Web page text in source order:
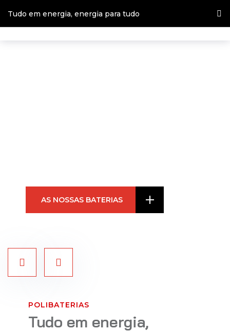
Tudo em energia, energia para tudo
AS NOSSAS BATERIAS
POLIBATERIAS
Tudo em energia,